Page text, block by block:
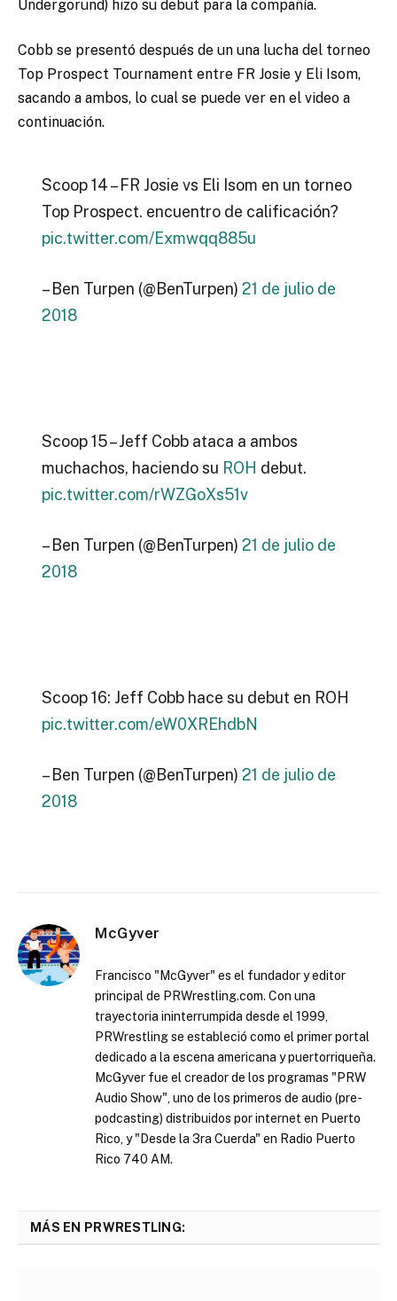
Undergorund) hizo su debut para la compañía.
Cobb se presentó después de un una lucha del torneo
Top Prospect Tournament entre FR Josie y Eli Isom,
sacando a ambos, lo cual se puede ver en el video a
continuación.
Scoop 14 – FR Josie vs Eli Isom en un torneo
Top Prospect. encuentro de calificación?
pic.twitter.com/Exmwqq885u
– Ben Turpen (@BenTurpen) 21 de julio de
2018
Scoop 15 – Jeff Cobb ataca a ambos
muchachos, haciendo su ROH debut.
pic.twitter.com/rWZGoXs51v
– Ben Turpen (@BenTurpen) 21 de julio de
2018
Scoop 16: Jeff Cobb hace su debut en ROH
pic.twitter.com/eW0XREhdbN
– Ben Turpen (@BenTurpen) 21 de julio de
2018
McGyver
Francisco "McGyver" es el fundador y editor
principal de PRWrestling.com. Con una
trayectoria ininterrumpida desde el 1999,
PRWrestling se estableció como el primer portal
dedicado a la escena americana y puertorriqueña.
McGyver fue el creador de los programas "PRW
Audio Show", uno de los primeros de audio (pre-
podcasting) distribuidos por internet en Puerto
Rico, y "Desde la 3ra Cuerda" en Radio Puerto
Rico 740 AM.
MÁS EN PRWRESTLING: